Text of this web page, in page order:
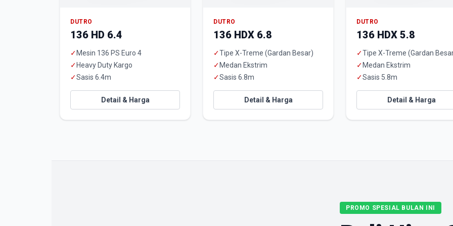
DUTRO
136 HD 6.4
✓ Mesin 136 PS Euro 4
✓ Heavy Duty Kargo
✓Sasis 6.4m
Detail & Harga
DUTRO
136 HDX 6.8
✓Tipe X-Treme (Gardan Besar)
✓ Medan Ekstrim
✓Sasis 6.8m
Detail & Harga
DUTRO
136 HDX 5.8
✓Tipe X-Treme (Gardan
✓ Medan Ekstrim
✓Sasis 5.8m
Detail & Harga
PROMO SPESIAL BULAN INI